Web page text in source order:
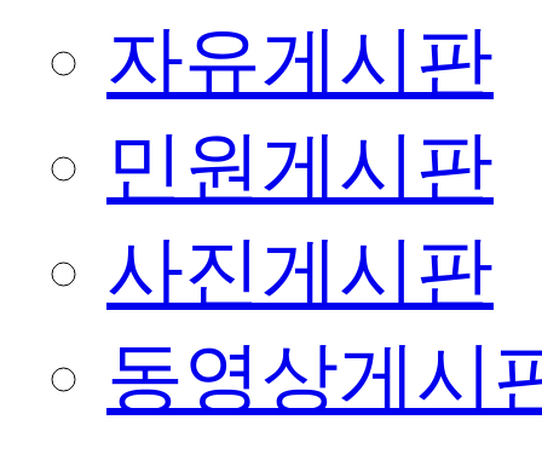
자유게시판
민원게시판
사진게시판
동영상게시